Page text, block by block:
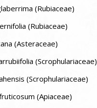
(Rubiaceae)
(Rubiaceae)
(Asteraceae)
(Scrophulariaceae)
(Scrophulariaceae)
(Apiaceae)